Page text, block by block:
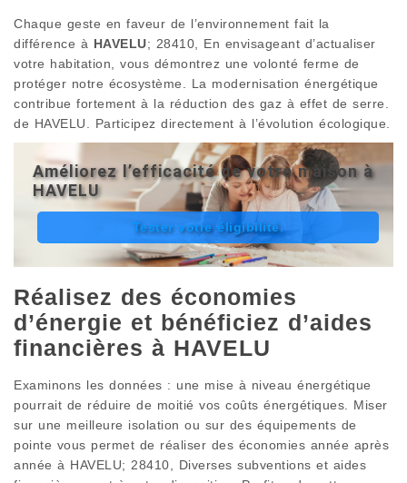
Chaque geste en faveur de l’environnement fait la
différence à HAVELU; 28410, En envisageant d’actualiser
votre habitation, vous démontrez une volonté ferme de
protéger notre écosystème. La modernisation énergétique
contribue fortement à la réduction des gaz à effet de serre.
de HAVELU. Participez directement à l’évolution écologique.
Améliorez l’efficacité de votre maison à
HAVELU
Tester votre éligibilité.
Réalisez des économies
d’énergie et bénéficiez d’aides
financières à HAVELU
Examinons les données : une mise à niveau énergétique
pourrait de réduire de moitié vos coûts énergétiques. Miser
sur une meilleure isolation ou sur des équipements de
pointe vous permet de réaliser des économies année après
année à HAVELU; 28410, Diverses subventions et aides